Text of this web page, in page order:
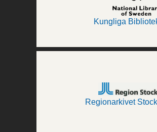
Kungliga
Regionarkivet